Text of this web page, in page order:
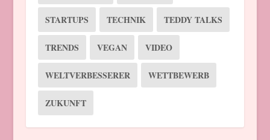
STARTUPS TECHNIK TEDDY TALKS
TRENDS VEGAN VIDEO
WELTVERBESSERER WETTBEWERB
ZUKUNFT